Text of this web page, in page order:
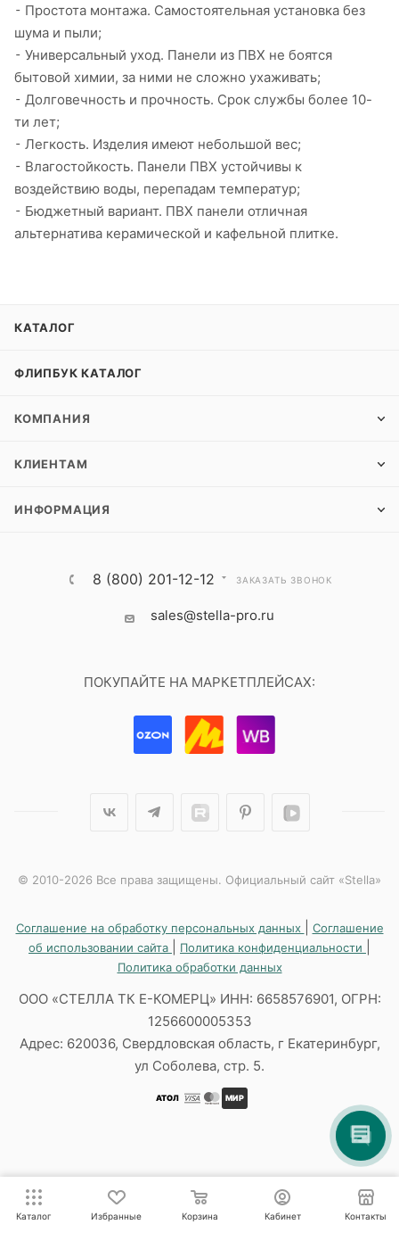
⁃ Простота монтажа. Самостоятельная установка без
шума и пыли;
⁃ Универсальный уход. Панели из ПВХ не боятся
бытовой химии, за ними не сложно ухаживать;
⁃ Долговечность и прочность. Срок службы более 10-
ти лет;
⁃ Легкость. Изделия имеют небольшой вес;
⁃ Влагостойкость. Панели ПВХ устойчивы к
воздействию воды, перепадам температур;
⁃ Бюджетный вариант. ПВХ панели отличная
альтернатива керамической и кафельной плитке.
КАТАЛОГ
ФЛИПБУК КАТАЛОГ
КОМПАНИЯ
КЛИЕНТАМ
ИНФОРМАЦИЯ
8 (800) 201-12-12 ЗАКАЗАТЬ ЗВОНОК
sales@stella-pro.ru
ПОКУПАЙТЕ НА МАРКЕТПЛЕЙСАХ:
© 2010-2026 Все права защищены. Официальный сайт «Stella»
Соглашение на обработку персональных данных
Соглашение
об использовании сайта
Политика конфиденциальности
Политика обработки данных
ООО «СТЕЛЛА ТК Е-КОМЕРЦ» ИНН: 6658576901, ОГРН:
1256600005353
Адрес: 620036, Свердловская область, г Екатеринбург,
ул Соболева, стр. 5.
АТОЛ МИР
Каталог Избранные Корзина Кабинет Контакты